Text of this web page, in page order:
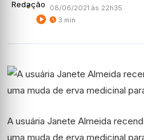
08/06/2021 às 22h35
3 min
A usuária Janete Almeida
uma muda de erva medicinal